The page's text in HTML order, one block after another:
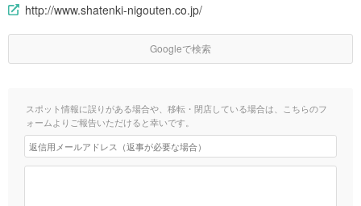
http://www.shatenki-nigouten.co.jp/
Googleで検索
スポット情報に誤りがある場合や、移転・閉店している場合は、こちらのフ
ォームよりご報告いただけると幸いです。